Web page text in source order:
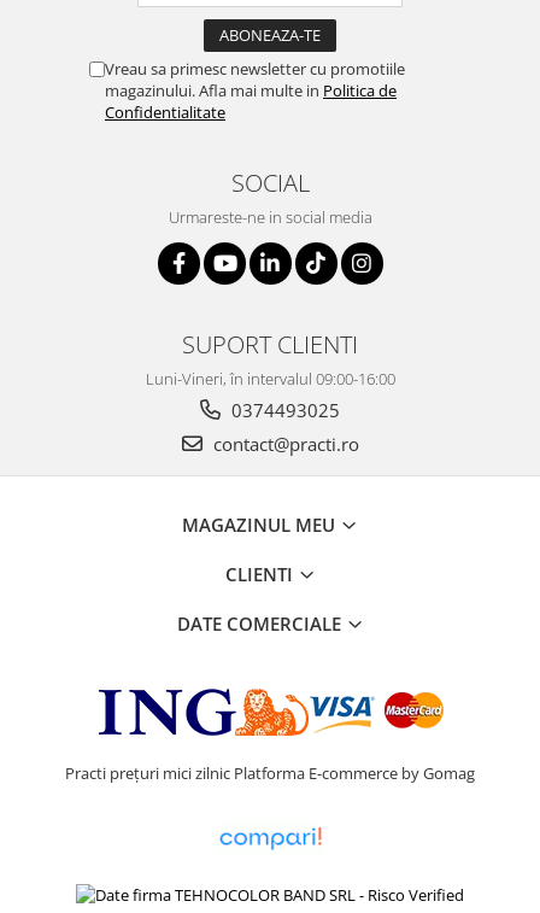
Vreau sa primesc newsletter cu promotiile
magazinului. Afla mai multe in Politica de
Confidentialitate
SOCIAL
Urmareste-ne in social media
SUPORT CLIENTI
Luni-Vineri, în intervalul 09:00-16:00
0374493025
contact@practi.ro
MAGAZINUL MEU
CLIENTI
DATE COMERCIALE
Practi prețuri mici zilnic Platforma E-commerce by Gomag